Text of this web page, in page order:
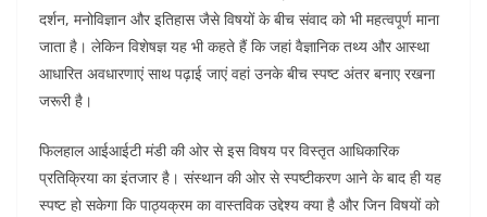
दर्शन, मनोविज्ञान और इतिहास जैसे विषयों के बीच संवाद को भी महत्वपूर्ण माना
जाता है। लेकिन विशेषज्ञ यह भी कहते हैं कि जहां वैज्ञानिक तथ्य और आस्था
आधारित अवधारणाएं साथ पढ़ाई जाएं वहां उनके बीच स्पष्ट अंतर बनाए रखना
जरूरी है।
फिलहाल आईआईटी मंडी की ओर से इस विषय पर विस्तृत आधिकारिक
प्रतिक्रिया का इंतजार है। संस्थान की ओर से स्पष्टीकरण आने के बाद ही यह
स्पष्ट हो सकेगा कि पाठ्यक्रम का वास्तविक उद्देश्य क्या है और जिन विषयों को